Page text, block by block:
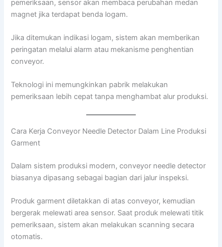
pemeriksaan, sensor akan membaca perubahan medan
magnet jika terdapat benda logam.
Jika ditemukan indikasi logam, sistem akan memberikan
peringatan melalui alarm atau mekanisme penghentian
conveyor.
Teknologi ini memungkinkan pabrik melakukan
pemeriksaan lebih cepat tanpa menghambat alur produksi.
Cara Kerja Conveyor Needle Detector Dalam Line Produksi
Garment
Dalam sistem produksi modern, conveyor needle detector
biasanya dipasang sebagai bagian dari jalur inspeksi.
Produk garment diletakkan di atas conveyor, kemudian
bergerak melewati area sensor. Saat produk melewati titik
pemeriksaan, sistem akan melakukan scanning secara
otomatis.